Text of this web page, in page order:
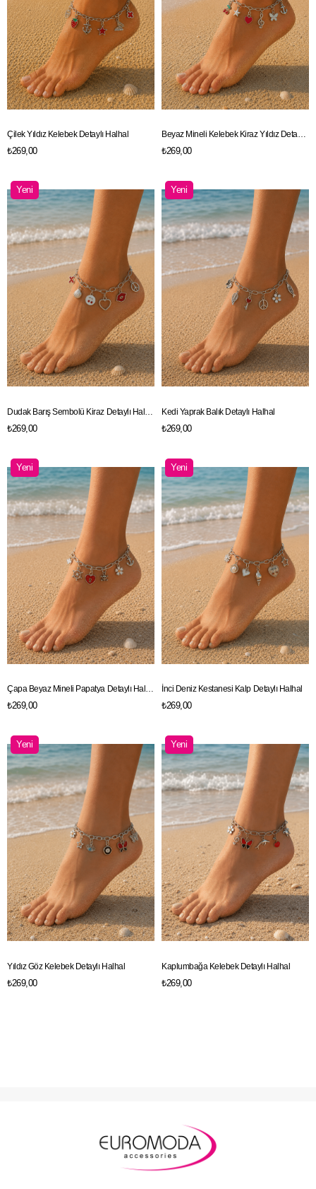
Çilek Yıldız Kelebek Detaylı Halhal
₺269,00
Beyaz Mineli Kelebek Kiraz Yıldız Detaylı Halhal
₺269,00
₺269,00
Yeni
Ürün
Kedi Yaprak Balık Detaylı Halhal
₺269,00
Yeni
Ürün
Çapa Beyaz Mineli Papatya Detaylı Halhal
₺269,00
Yeni
Ürün
İnci Deniz Kestanesi Kalp Detaylı Halhal
₺269,00
Yeni
Ürün
Yıldız Göz Kelebek Detaylı Halhal
₺269,00
Yeni
Ürün
Kaplumbağa Kelebek Detaylı Halhal
₺269,00
Yeni
Ürün